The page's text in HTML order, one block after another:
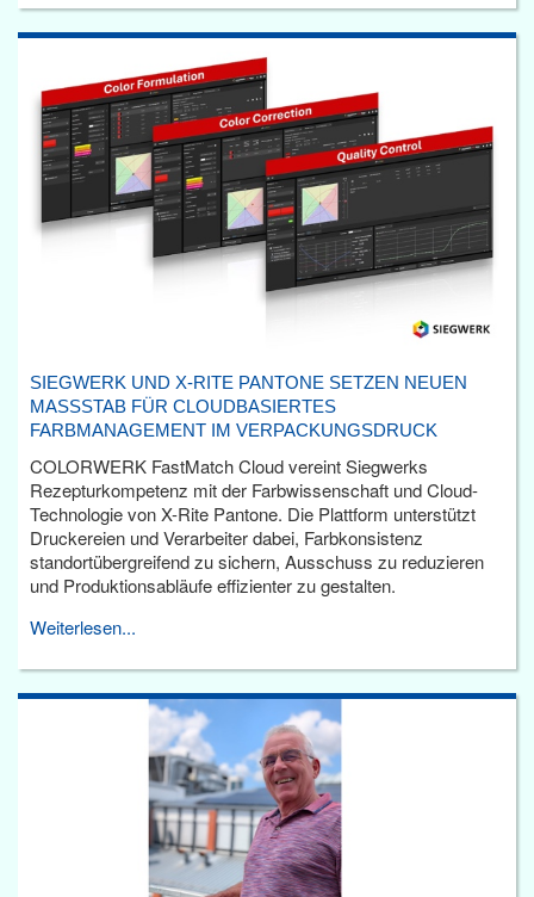
SIEGWERK UND X-RITE PANTONE SETZEN NEUEN
MASSSTAB FÜR CLOUDBASIERTES F
ARBMANAGEMENT IM VERPACKUNGSDRUCK
COLORWERK FastMatch Cloud vereint Siegwerks
Rezepturkompetenz mit der Farbwissenschaft und Cloud-
Technologie von X-Rite Pantone. Die Plattform unterstützt
Druckereien und Verarbeiter dabei, Farbkonsistenz
standortübergreifend zu sichern, Ausschuss zu reduzieren
und Produktionsabläufe effizienter zu gestalten.
Weiterlesen...